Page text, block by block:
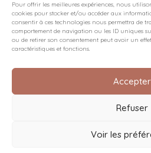
Pour offrir les meilleures expériences, nous
cookies pour stocker et/ou accéder aux
consentir à ces technologies nous permettra de
comportement de navigation ou les ID uniques
ou de retirer son consentement peut avoir un
caractéristiques et fonctions.
Accepter
Refuser
Voir les
Conditions générales de vente